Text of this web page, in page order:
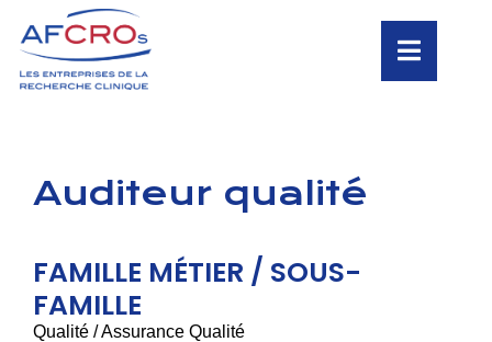
Auditeur qualité
FAMILLE MÉTIER / SOUS-
FAMILLE
Qualité / Assurance Qualité